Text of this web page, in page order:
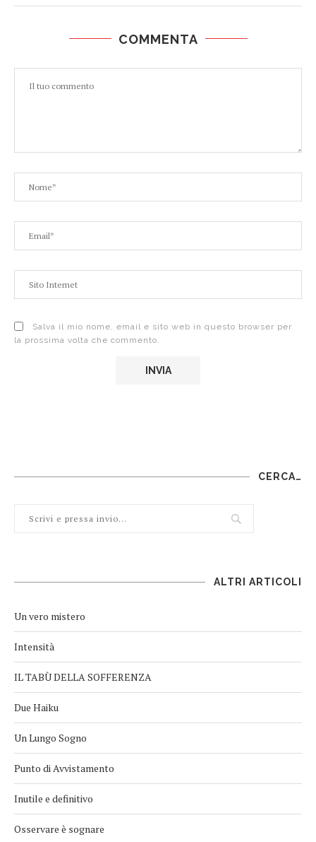
COMMENTA
Salva il mio nome, email e sito web in questo browser per
la prossima volta che commento.
CERCA…
ALTRI ARTICOLI
Un vero mistero
Intensità
IL TABÙ DELLA SOFFERENZA
Due Haiku
Un Lungo Sogno
Punto di Avvistamento
Inutile e definitivo
Osservare è sognare